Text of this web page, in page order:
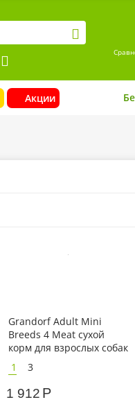
Акции
Grandorf Adult Mini
Breeds 4 Meat сухой
корм для взрослых собак
мелких пород 4 мяса
1 3
1 912 Р